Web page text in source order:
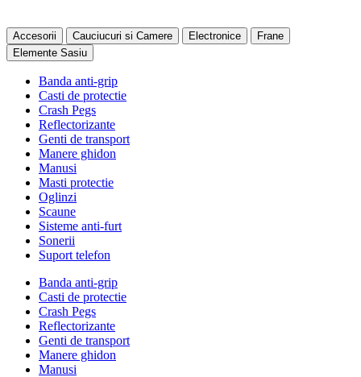
Accesorii Cauciucuri si Camere Electronice
Frane
Elemente Sasiu
Banda anti-grip
Casti de protectie
Crash Pegs
Reflectorizante
Genti de transport
Manere ghidon
Manusi
Masti protectie
Oglinzi
Scaune
Sisteme anti-furt
Sonerii
Suport telefon
Banda anti-grip
Casti de protectie
Crash Pegs
Reflectorizante
Genti de transport
Manere ghidon
Manusi